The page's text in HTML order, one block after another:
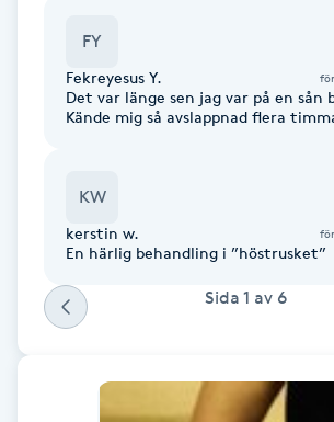
Fotvård
Fransborttagning
Fransfärgning
Fransförlängning
Fransförlängning Megavolym
FY
Fekreyesus Y.
Det var länge sen jag var på en sån
Kände mig så avslappnad flera
KW
kerstin w.
En härlig behandling i ”höstrusket”
Sida 1 av 6